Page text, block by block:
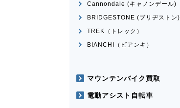
Cannondale (キャノンデール)
BRIDGESTONE (ブリヂストン)
TREK（トレック）
BIANCHI（ビアンキ）
マウンテンバイク買取
電動アシスト自転車